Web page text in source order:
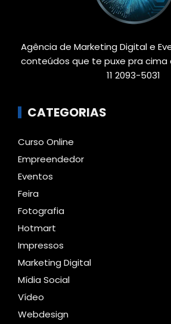
Agência de Marketing Digital e
conteúdos que te puxe pra cima
11 2093-5031
CATEGORIAS
Curso Online
Empreendedor
Eventos
Feira
Fotografia
Hotmart
Impressos
Marketing Digital
Mídia Social
Vídeo
Webdesign